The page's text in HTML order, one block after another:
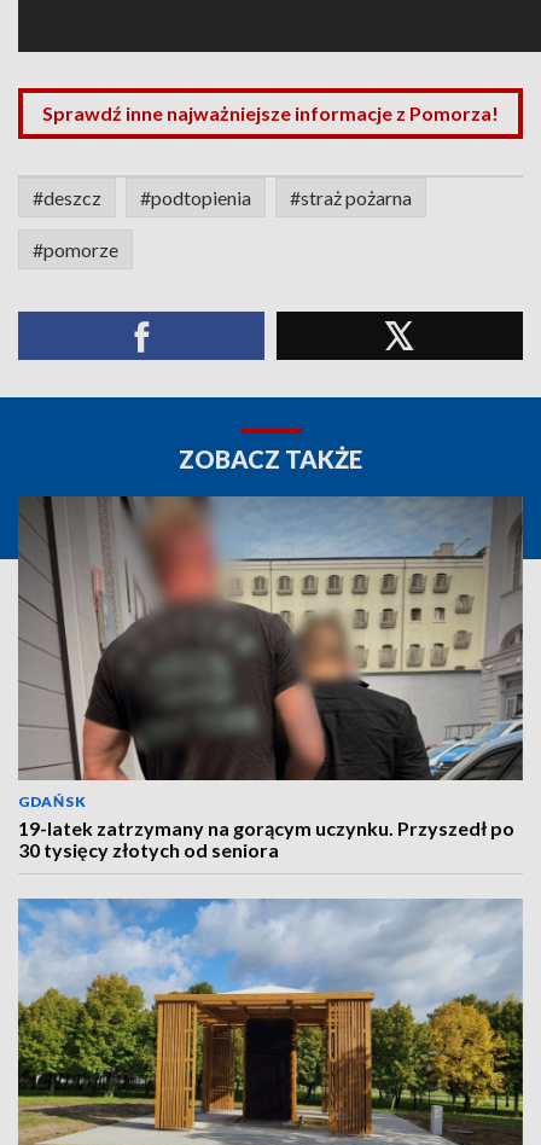
Sprawdź inne najważniejsze informacje z Pomorza!
#deszcz #podtopienia #straż pożarna
#pomorze
ZOBACZ TAKŻE
GDAŃSK
19-latek zatrzymany na gorącym uczynku. Przyszedł po
30 tysięcy złotych od seniora